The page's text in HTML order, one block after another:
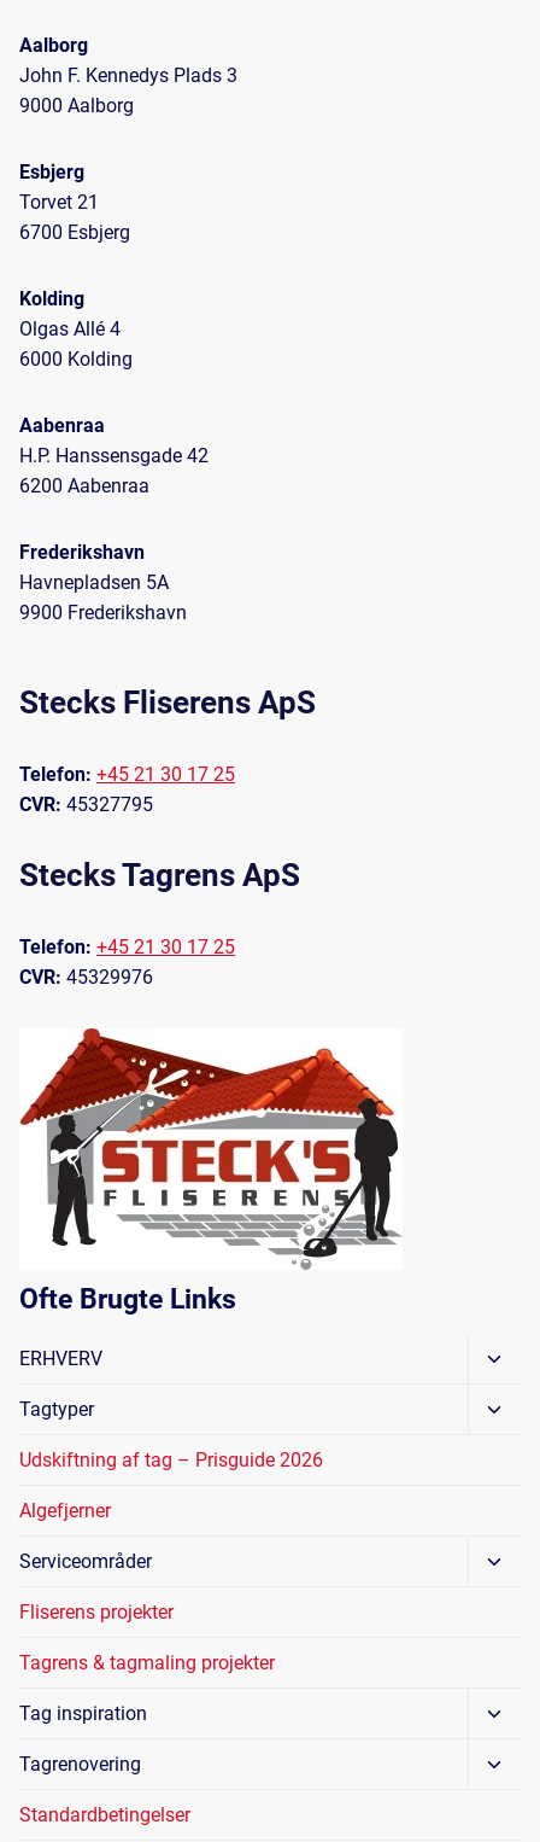
Aalborg
John F. Kennedys Plads 3
9000 Aalborg
Esbjerg
Torvet 21
6700 Esbjerg
Kolding
Olgas Allé 4
6000 Kolding
Aabenraa
H.P. Hanssensgade 42
6200 Aabenraa
Frederikshavn
Havnepladsen 5A
9900 Frederikshavn
Stecks Fliserens ApS
Telefon: +45 21 30 17 25
CVR: 45327795
Stecks Tagrens ApS
Telefon: +45 21 30 17 25
CVR: 45329976
Ofte Brugte Links
ERHVERV
Skift
Tagtyper
Skift
Udskiftning af tag – Prisguide 2026
Algefjerner
Serviceområder
Skift
Fliserens projekter
Tagrens & tagmaling projekter
Tag inspiration
Skift
Tagrenovering
Skift
Standardbetingelser